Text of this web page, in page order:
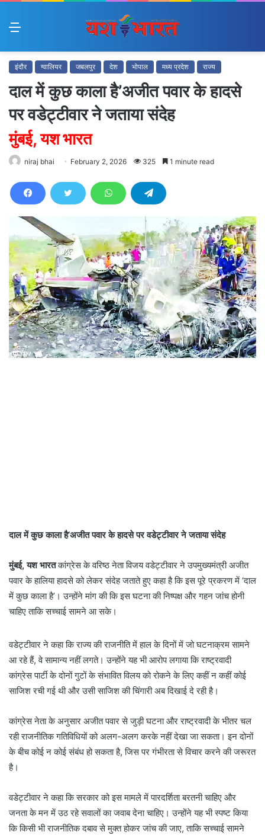
Menu
इंदौर ग्वालियर जबलपुर देश भोपाल मध्य प्रदेश राज्य
दाल में कुछ काला है’अजीत पवार के हादसे
पर वडेट्टीवार ने जताया संदेह
मुंबई, यश भारत
niraj bhai February 2, 2026 325 1 minute read
दाल में कुछ काला है’अजीत पवार के हादसे पर वडेट्टीवार ने जताया संदेह
मुंबई, यश भारतकांग्रेस के वरिष्ठ नेता विजय वडेट्टीवार ने उपमुख्यमंत्री अजीत
पवार के हालिया हादसे को लेकर संदेह जताते हुए कहा है कि इस पूरे प्रकरण में ‘दाल
में कुछ काला है’। उन्होंने मांग की कि इस घटना की निष्पक्ष और गहन जांच होनी
चाहिए ताकि सच्चाई सामने आ सके।
वडेट्टीवार ने कहा कि राज्य की राजनीति में हाल के दिनों में जो घटनाक्रम सामने
आ रहे हैं, वे सामान्य नहीं लगते। उन्होंने यह भी आरोप लगाया कि राष्ट्रवादी
कांग्रेस पार्टी के दोनों गुटों के संभावित विलय को रोकने के लिए कहीं न कहीं कोई
साजिश रची गई थी और उसी साजिश की चिंगारी अब दिखाई दे रही है।
कांग्रेस नेता के अनुसार अजीत पवार से जुड़ी घटना और राष्ट्रवादी के भीतर चल
रही राजनीतिक गतिविधियों को अलग-अलग करके नहीं देखा जा सकता। इन दोनों
के बीच कोई न कोई संबंध हो सकता है, जिस पर गंभीरता से विचार करने की जरूरत
है।
वडेट्टीवार ने कहा कि सरकार को इस मामले में पारदर्शिता बरतनी चाहिए और
जनता के मन में उठ रहे सवालों का जवाब देना चाहिए। उन्होंने यह भी स्पष्ट किया
कि किसी भी राजनीतिक दबाव से मुक्त होकर जांच की जाए, ताकि सच्चाई सामने